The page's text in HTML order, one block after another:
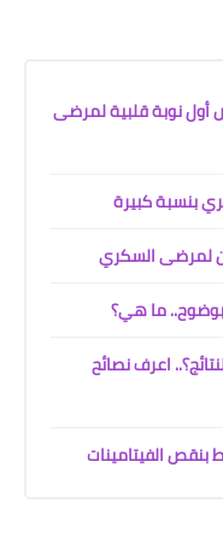
أول نوبة قلبية لمرضى
بنسبة كبيرة
لمرضى السكري
ما هي؟
اعرف نصائح
بنقص الفيتامينات